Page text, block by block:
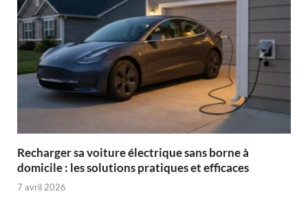
Recharger sa voiture électrique sans borne à
domicile : les solutions pratiques et efficaces
7 avril 2026